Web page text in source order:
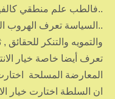
..فالطب علم منطقي
..السياسة تعرف الهروب
والتمويه والتنكر للحقائق
تعرف أيضا خاصة خيار
المعارضة المسلحة
ان السلطة اختارت خيار